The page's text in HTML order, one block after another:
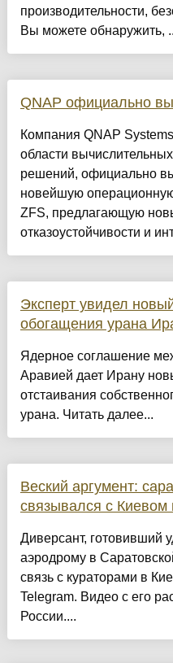
производительности,
Вы можете обнаружить,
QNAP официально
Компания QNAP
области
решений, официально
новейшую
ZFS, предлагающую
отказоустойчивости и
Эксперт увидел
обогащения урана
Ядерное соглашение
Аравией дает Ирану
отстаивания
урана. Читать далее...
Веский аргумент:
связывался с Киевом
Диверсант, готовивший
аэродрому в
связь с кураторами в
Telegram. Видео с его
России....